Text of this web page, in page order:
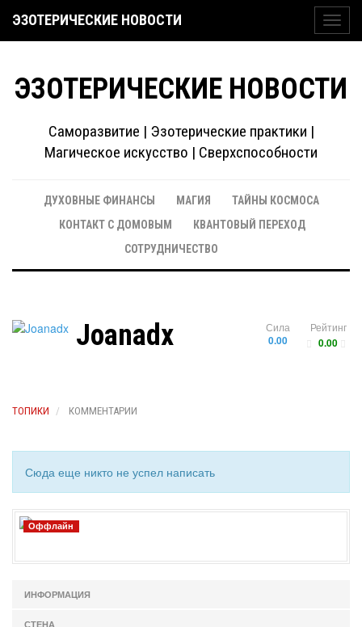
ЭЗОТЕРИЧЕСКИЕ НОВОСТИ
ЭЗОТЕРИЧЕСКИЕ НОВОСТИ
Саморазвитие | Эзотерические практики |
Магическое искусство | Сверхспособности
ДУХОВНЫЕ ФИНАНСЫ МАГИЯ
ТАЙНЫ КОСМОСА
КОНТАКТ С ДОМОВЫМ
КВАНТОВЫЙ ПЕРЕХОД
СОТРУДНИЧЕСТВО
Рейтинг
0.00
Сила
0.00
Joanadx
ТОПИКИ КОММЕНТАРИИ
Сюда еще никто не успел написать
Оффлайн
ИНФОРМАЦИЯ
СТЕНА